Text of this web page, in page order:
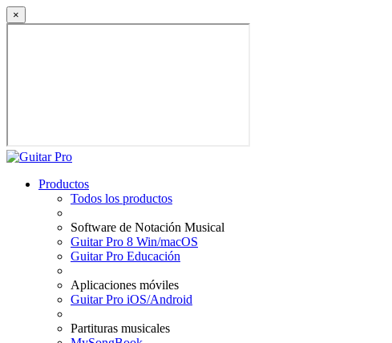
×
Productos
Todos los productos
Software de Notación Musical
Guitar Pro 8 Win/macOS
Guitar Pro Educación
Aplicaciones móviles
Guitar Pro iOS/Android
Partituras musicales